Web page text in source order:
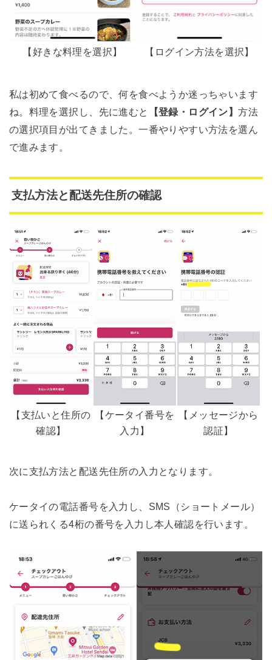
【好きな料理を選択】 【ログイン方法を選択】
私は初めて食べるので、何を食べようか迷っちゃいます
ね。料理を選択し、先に進むと
【登録・ログイン】方法
の選択項目が出てきました。一番やりやすい方法を選ん
で進みます。
支払方法と配送先住所の確認
【支払いと住所の
確認】
【ケータイ番号を
入力】
【メッセージから
認証】
次に支払方法と配送先住所の入力となります。
ケータイの電話番号を入力し、SMS（ショートメール）
に送られくる4桁の番号を入力し本人確認を行います。